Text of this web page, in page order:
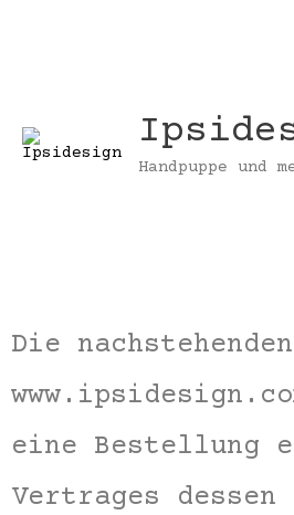
Handpuppe und
Die
eine Bestellung
Vertrages